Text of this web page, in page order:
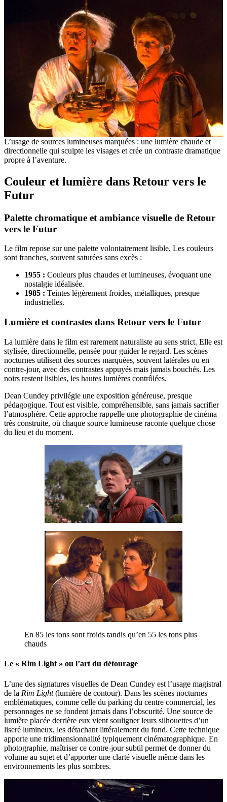
L’usage de sources lumineuses marquées : une lumière chaude et
directionnelle qui sculpte les visages et crée un contraste dramatique
propre à l’aventure.
Couleur et lumière dans Retour vers le
Futur
Palette chromatique et ambiance visuelle de Retour
vers le Futur
Le film repose sur une palette volontairement lisible. Les couleurs
sont franches, souvent saturées sans excès :
1955 : Couleurs plus chaudes et lumineuses, évoquant une
nostalgie idéalisée.
1985 : Teintes légèrement froides, métalliques, presque
industrielles.
Lumière et contrastes dans Retour vers le Futur
La lumière dans le film est rarement naturaliste au sens strict. Elle est
stylisée, directionnelle, pensée pour guider le regard. Les scènes
nocturnes utilisent des sources marquées, souvent latérales ou en
contre-jour, avec des contrastes appuyés mais jamais bouchés. Les
noirs restent lisibles, les hautes lumières contrôlées.
Dean Cundey privilégie une exposition généreuse, presque
pédagogique. Tout est visible, compréhensible, sans jamais sacrifier
l’atmosphère. Cette approche rappelle une photographie de cinéma
très construite, où chaque source lumineuse raconte quelque chose
du lieu et du moment.
En 85 les tons sont froids tandis qu’en 55 les tons plus
chauds
Le « Rim Light » ou l’art du détourage
L’une des signatures visuelles de Dean Cundey est l’usage magistral
de la Rim Light(lumière de contour). Dans les scènes nocturnes
emblématiques, comme celle du parking du centre commercial, les
personnages ne se fondent jamais dans l’obscurité. Une source de
lumière placée derrière eux vient souligner leurs silhouettes d’un
liseré lumineux, les détachant littéralement du fond. Cette technique
apporte une tridimensionnalité typiquement cinématographique. En
photographie, maîtriser ce contre-jour subtil permet de donner du
volume au sujet et d’apporter une clarté visuelle même dans les
environnements les plus sombres.